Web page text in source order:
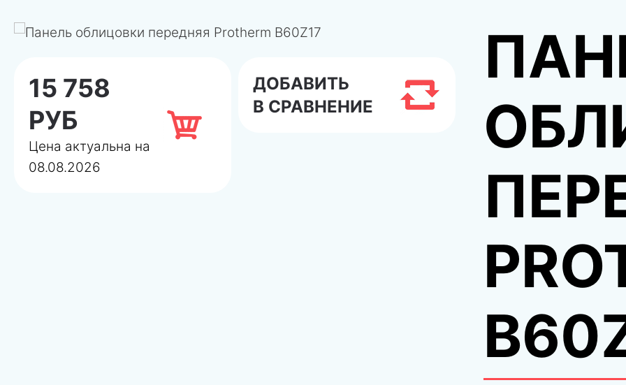
15 758
РУБ
Цена актуальна на
08.08.2026
ДОБАВИТЬ
В СРАВНЕНИЕ